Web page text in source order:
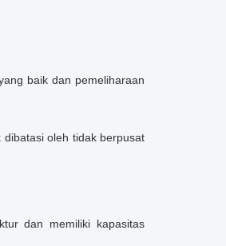
baik dan pemeliharaan
oleh tidak berpusat
dan memiliki kapasitas